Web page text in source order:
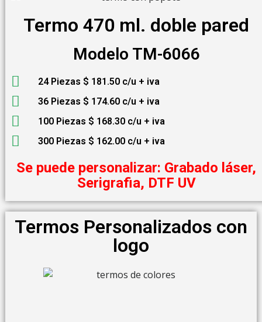
Termo 470 ml. doble pared
Modelo TM-6066
24 Piezas $ 181.50 c/u + iva
36 Piezas $ 174.60 c/u + iva
100 Piezas $ 168.30 c/u + iva
300 Piezas $ 162.00 c/u + iva
Se puede personalizar: Grabado láser,
Serigrafia, DTF UV
Termos Personalizados con
logo